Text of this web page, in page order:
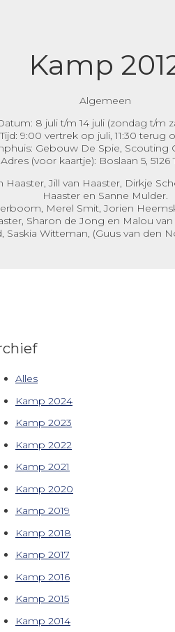
Kamp
Algemeen
8 juli t/m 14 juli (zondag t/m
Tijd: 9:00 vertrek op juli, 11:30 terug
Gebouw De Spie, Scouting
Adres (voor kaartje): Boslaan 5, 5126
Jill van Haaster, Dirkje
Haaster en Sanne Mulder.
Merel Smit, Jorien
Sharon de Jong en Malou
Saskia Witteman, (Guus van den
Alles
Kamp 2024
Kamp 2023
Kamp 2022
Kamp 2021
Kamp 2020
Kamp 2019
Kamp 2018
Kamp 2017
Kamp 2016
Kamp 2015
Kamp 2014